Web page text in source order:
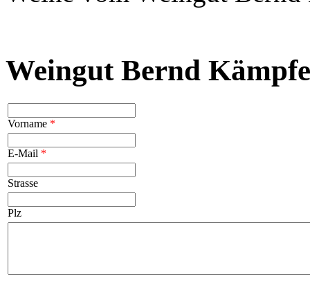
Weingut Bernd
Vorname *
E-Mail *
Strasse
Plz